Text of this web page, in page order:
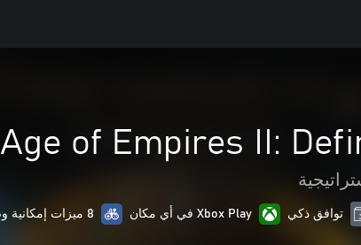
Age of Empires II:
توافق ذكي Xbox Play في أي مكان 8 ميزات إمكانية وصول ذوي الاحتياجات الخاصة